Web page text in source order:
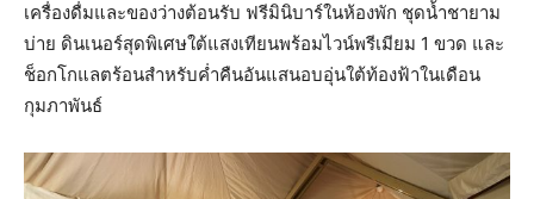
เครื่องดื่มและของว่างต้อนรับ ฟรีมินิบาร์ในห้องพัก ชุดน้ำชายาม
บ่าย ดินเนอร์สุดพิเศษใต้แสงเทียนพร้อมไวน์พรีเมียม 1 ขวด และ
ช็อกโกแลตร้อนสำหรับค่ำคืนอันแสนอบอุ่นใต้ท้องฟ้าในเดือน
กุมภาพันธ์